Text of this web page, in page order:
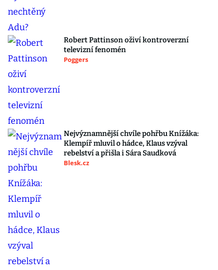
Robert Pattinson oživí kontroverzní
televizní fenomén
Poggers
Nejvýznamnější chvíle pohřbu Knížáka:
Klempíř mluvil o hádce, Klaus vzýval
rebelství a přišla i Sára Saudková
Blesk.cz